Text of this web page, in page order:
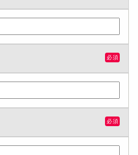
必須
必須